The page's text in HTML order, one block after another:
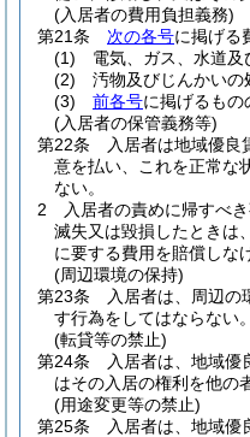
(入居者の費用負担義務)
第21条
次の各号に掲げる
(1)
電気、ガス、水道
(2)
汚物及びじんかいの
(3)
前各号に掲げるもの
(入居者の保管義務等)
第22条
入居者は地域優良
意を払い、これを正常な
ない。
2
入居者の責めに帰すべ
滅失又は毀損したときは
に要する費用を賠償しな
(周辺環境の保持)
第23条
入居者は、周辺の
す行為をしてはならない。
(転貸等の禁止)
第24条
入居者は、地域優
はその入居の権利を他の
(用途変更等の禁止)
第25条
入居者は、地域優